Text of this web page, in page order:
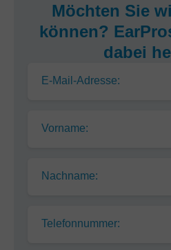
Möchten Sie
können?
dabei
E-Mail-Adresse:
Vorname:
Nachname:
Telefonnummer: